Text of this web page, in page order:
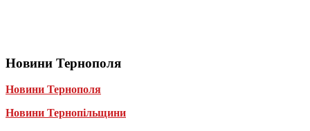
Новини Тернополя
Новини Тернополя
Новини Тернопільщини